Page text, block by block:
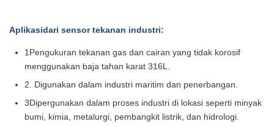
Aplikasidari sensor tekanan industri:
1Pengukuran tekanan gas dan cairan yang tidak korosif
menggunakan baja tahan karat 316L.
2. Digunakan dalam industri maritim dan penerbangan.
3Dipergunakan dalam proses industri di lokasi seperti minyak
bumi, kimia, metalurgi, pembangkit listrik, dan hidrologi.